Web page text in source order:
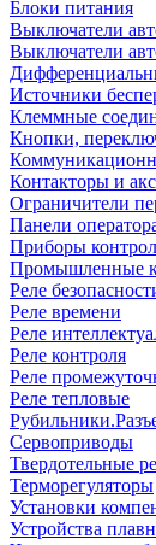
Блоки питания
Выключатели
Выключатели
Источники
Клеммные
Кнопки,
Контакторы и
Ограничители
Панели
Приборы
Промышленные
Реле
Реле времени
Реле
Реле контроля
Реле
Реле тепловые
Сервоприводы
Твердотельные
Терморегуляторы
Установки
Устройства